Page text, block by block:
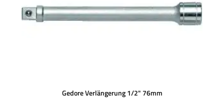
Gedore Verlängerung 1/2" 76mm